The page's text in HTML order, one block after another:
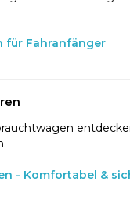
für Fahranfänger
- Komfortabel &